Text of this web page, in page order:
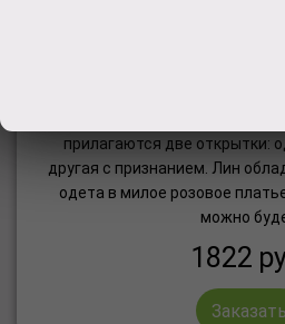
прилагаются две открытки:
другая с признанием. Лин
одета в милое розовое
можно
1822
Заказать